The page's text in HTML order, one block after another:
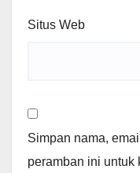
Situs Web
Simpan nama,
peramban ini untuk